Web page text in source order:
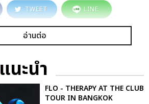
TWEET LINE
อ่านต่อ
แนะนำ
FLO - THERAPY AT THE CLUB
TOUR IN BANGKOK